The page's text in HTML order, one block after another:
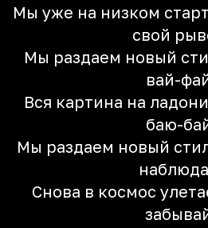
Мы уже на низком
свой
Мы раздаем новый
вай-
Вся картина на
баю-
Мы раздаем новый
Снова в космос